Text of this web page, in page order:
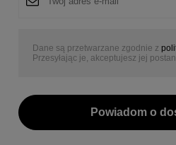
Dane są przetwarzane zgodnie z
Przesyłając je, akceptujesz jej
Powiadom o